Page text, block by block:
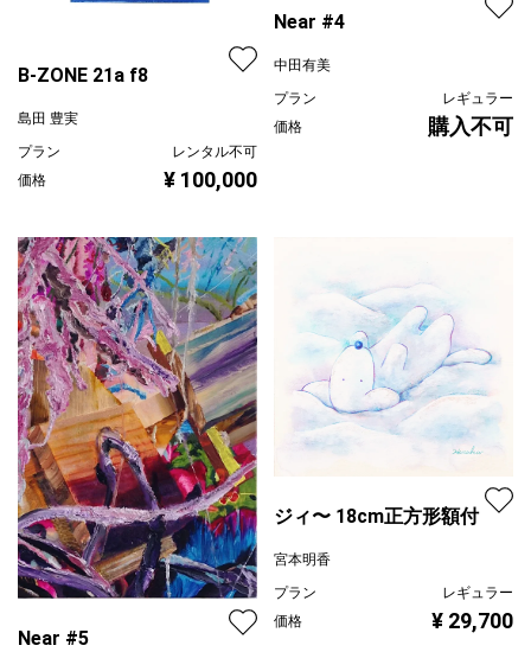
B-ZONE 21a f8
島田 豊実
プラン
レンタル不可
価格
¥ 100,000
Near #4
中田有美
プラン
レギュラー
価格
購入不可
Near #5
ジィ〜 18cm正方形額付
宮本明香
プラン
レギュラー
価格
¥ 29,700